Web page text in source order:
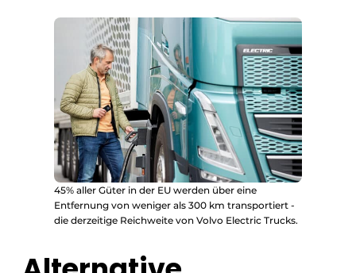
45% aller Güter in der EU werden über eine
Entfernung von weniger als 300 km transportiert -
die derzeitige Reichweite von Volvo Electric Trucks.